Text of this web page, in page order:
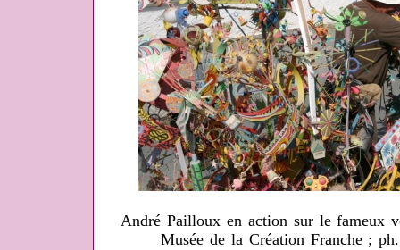
André Pailloux en action sur le fameux
Musée de la Création Franche ;